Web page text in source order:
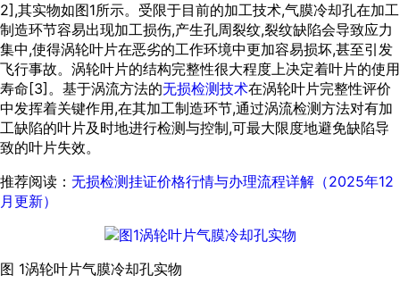
2],其实物如图1所示。受限于目前的加工技术,气膜冷却孔在加工
制造环节容易出现加工损伤,产生孔周裂纹,裂纹缺陷会导致应力
集中,使得涡轮叶片在恶劣的工作环境中更加容易损坏,甚至引发
飞行事故。涡轮叶片的结构完整性很大程度上决定着叶片的使用
寿命[3]。基于涡流方法的无损检测技术在涡轮叶片完整性评价
中发挥着关键作用,在其加工制造环节,通过涡流检测方法对有加
工缺陷的叶片及时地进行检测与控制,可最大限度地避免缺陷导
致的叶片失效。
推荐阅读： 无损检测挂证价格行情与办理流程详解（2025年12
月更新）
图 1涡轮叶片气膜冷却孔实物